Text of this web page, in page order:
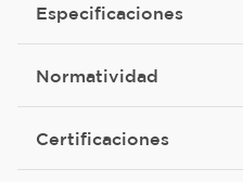
Especificaciones
Normatividad
Certificaciones